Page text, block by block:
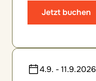
Jetzt buchen
4.9. - 11.9.2026